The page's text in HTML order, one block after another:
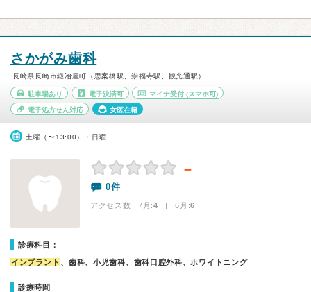
さかがみ歯科
長崎県長崎市鍛冶屋町（思案橋駅、崇福寺駅、観光通駅）
駐車場あり 電子決済可 マイナ受付 (スマホ可)
電子処方せん対応 女医在籍
土曜（〜13:00）・日曜
－
0件
アクセス数 7月:4 | 6月:6
診療科目：
インプラント 、歯科、小児歯科、歯科口腔外科、ホワイトニング
診療時間